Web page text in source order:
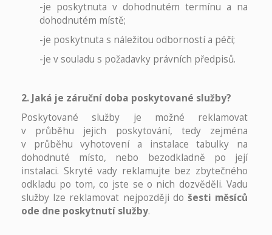
-je poskytnuta v dohodnutém termínu a na
dohodnutém místě;
-je poskytnuta s náležitou odborností a péčí;
-je v souladu s požadavky právních předpisů.
2. Jaká je záruční doba poskytované služby?
Poskytované služby je možné reklamovat
v průběhu jejich poskytování, tedy zejména
v průběhu vyhotovení a instalace tabulky na
dohodnuté místo, nebo bezodkladně po její
instalaci. Skryté vady reklamujte bez zbytečného
odkladu po tom, co jste se o nich dozvěděli. Vadu
služby lze reklamovat nejpozději do šesti měsíců
ode dne poskytnutí služby.